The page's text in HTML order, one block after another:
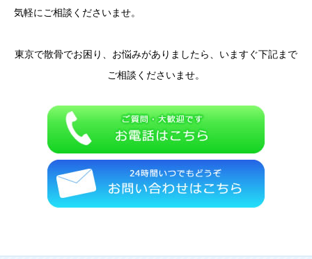
気軽にご相談くださいませ。
東京で散骨でお困り、お悩みがありましたら、いますぐ下記まで
ご相談くださいませ。